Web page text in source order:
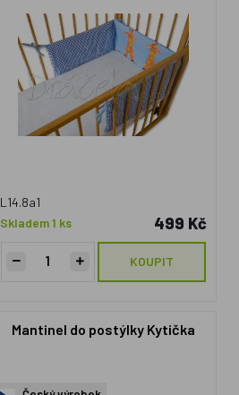
L14.8a1
Skladem 1 ks
499 Kč
KOUPIT
Mantinel do postýlky Kytička